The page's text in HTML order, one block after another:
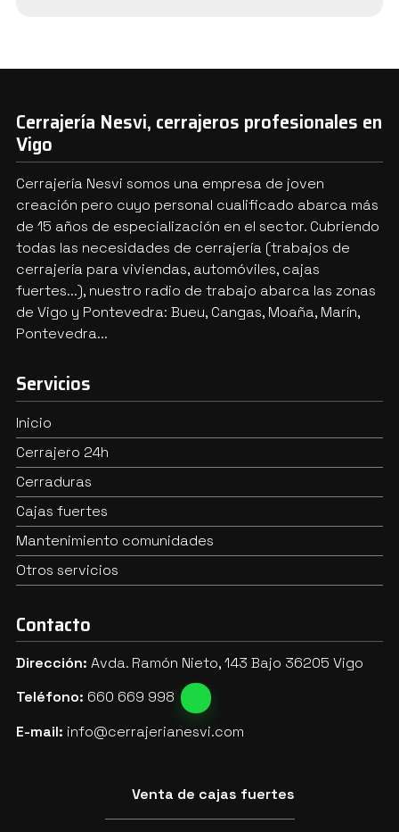
Cerrajería Nesvi, cerrajeros profesionales en
Vigo
Cerrajería Nesvi somos una empresa de joven
creación pero cuyo personal cualificado abarca más
de 15 años de especialización en el sector. Cubriendo
todas las necesidades de cerrajería (trabajos de
cerrajería para viviendas, automóviles, cajas
fuertes...), nuestro radio de trabajo abarca las zonas
de Vigo y Pontevedra: Bueu, Cangas, Moaña, Marín,
Pontevedra...
Servicios
Inicio
Cerrajero 24h
Cerraduras
Cajas fuertes
Mantenimiento comunidades
Otros servicios
Contacto
Dirección: Avda. Ramón Nieto, 143 Bajo 36205 Vigo
Teléfono: 660 669 998
E-mail: info@cerrajerianesvi.com
Venta de cajas fuertes